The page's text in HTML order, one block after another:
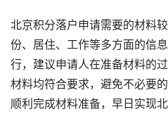
北京积分落户申请需要的材料
份、居住、工作等多方面的信
行，建议申请人在准备材料的
材料均符合要求，避免不必要
顺利完成材料准备，早日实现北